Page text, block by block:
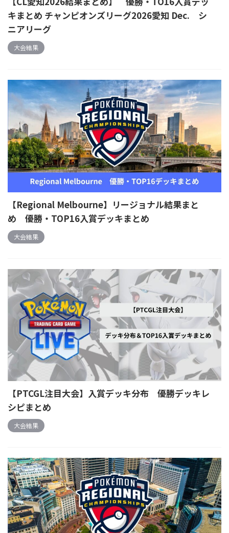
キまとめ チャンピオンズリーグ2026愛知 Dec. シ
ニアリーグ
大会結果
【Regional Melbourne】リージョナル結果まと
め 優勝・TOP16入賞デッキまとめ
大会結果
【PTCGL注目大会】入賞デッキ分布 優勝デッキレ
シピまとめ
大会結果